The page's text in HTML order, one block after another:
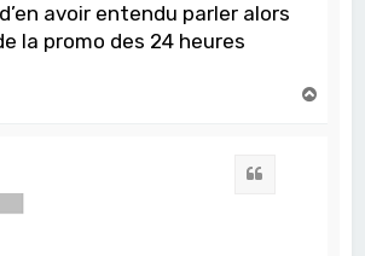
avoir entendu parler alors
la promo des 24 heures